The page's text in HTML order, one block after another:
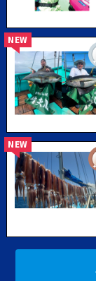
NEW
NEW